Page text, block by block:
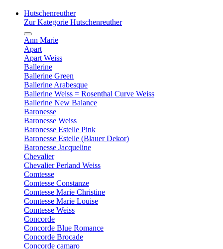
Hutschenreuther
Zur Kategorie Hutschenreuther
Ann Marie
Apart
Apart Weiss
Ballerine
Ballerine Green
Ballerine Arabesque
Ballerine Weiss = Rosenthal Curve Weiss
Ballerine New Balance
Baronesse
Baronesse Weiss
Baronesse Estelle Pink
Baronesse Estelle (Blauer Dekor)
Baronesse Jacqueline
Chevalier
Chevalier Perland Weiss
Comtesse
Comtesse Constanze
Comtesse Marie Christine
Comtesse Marie Louise
Comtesse Weiss
Concorde
Concorde Blue Romance
Concorde Brocade
Concorde camaro